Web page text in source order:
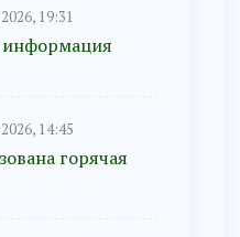
19:31
14:45
горячая